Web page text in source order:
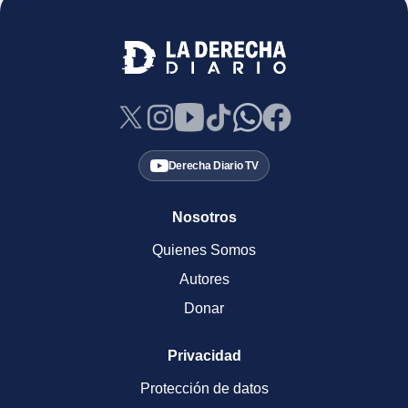
Derecha Diario TV
Nosotros
Quienes Somos
Autores
Donar
Privacidad
Protección de datos